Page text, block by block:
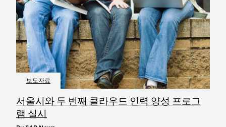
보도자료
서울시와 두 번째 클라우드 인력 양성 프로그
램 실시